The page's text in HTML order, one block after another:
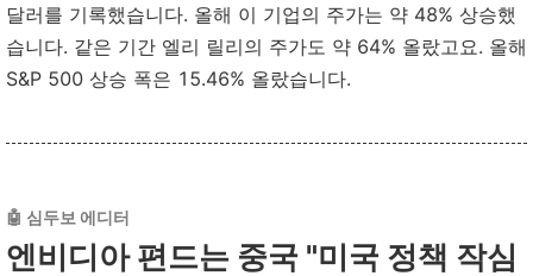
달러를 기록했습니다. 올해 이 기업의 주가는 약 48% 상승했
습니다. 같은 기간 엘리 릴리의 주가도 약 64% 올랐고요. 올해
S&P 500 상승 폭은 15.46% 올랐습니다.
🤖 심두보 에디터
엔비디아 편드는 중국 "미국 정책 작심